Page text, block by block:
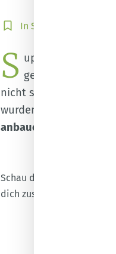
In
speichern
In Sammlung speichern
S uperfoods
gesunden
nicht sicher, ob nicht
wurden. Da bietet es
anbauen
Schau dir gern auch
dich zusammengetragen